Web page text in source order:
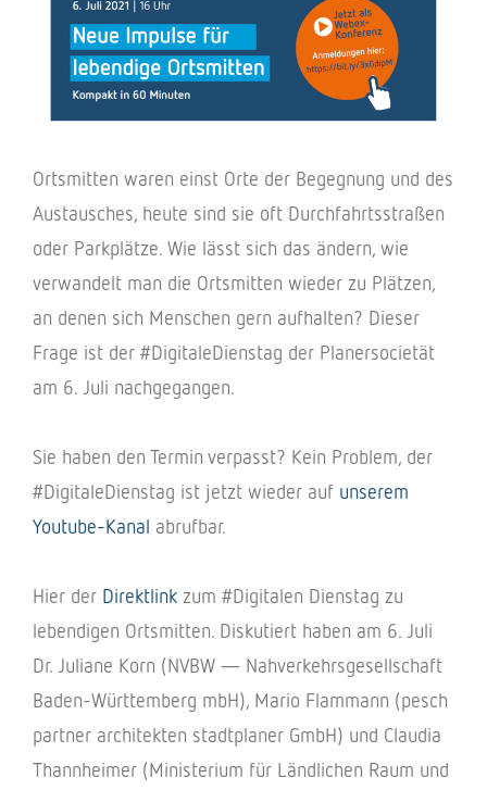
Orts­mit­ten waren einst Orte der Begeg­nung und des
Austau­sches, heute sind sie oft Durch­fahrts­stra­ßen
oder Park­plätze. Wie lässt sich das ändern, wie
verwan­delt man die Orts­mit­ten wieder zu Plät­zen,
an denen sich Menschen gern aufhal­ten? Dieser
Frage ist der #Digi­ta­le­Diens­tag der Planer­so­cie­tät
am 6. Juli nachgegangen.
Sie haben den Termin verpasst? Kein Problem, der
#Digi­ta­le­Diens­tag ist jetzt wieder auf unse­rem
Youtube-Kanal abruf­bar.
Hier der Direkt­link zum #Digi­ta­len Diens­tag zu
leben­di­gen Orts­mit­ten. Disku­tiert haben am 6. Juli
Dr. Juliane Korn (NVBW — Nahver­kehrs­ge­sell­schaft
Baden-Würt­tem­berg mbH), Mario Flamm­ann (pesch
part­ner archi­tek­ten stadt­pla­ner GmbH) und Clau­dia
Thann­hei­mer (Minis­te­rium für Länd­li­chen Raum und